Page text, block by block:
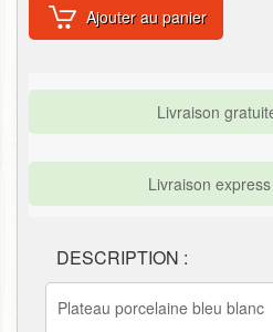
Ajouter au panier
Livraison
Livraison
DESCRIPTION :
Plateau porcelaine bleu blanc